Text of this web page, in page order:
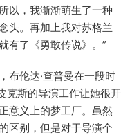
以，我渐渐萌生了一种
头。再加上我对苏格兰
有了《勇敢传说》。”
伦达·查普曼在一段时
克斯的导演工作让她很开
意义上的梦工厂。虽然
区别，但是对于导演个